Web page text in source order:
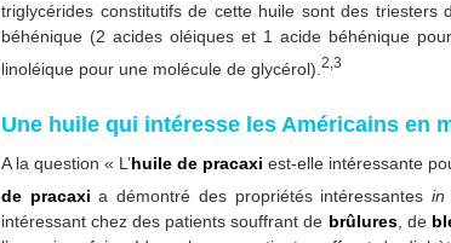
triglycérides constitutifs de cette huile sont des triesters
béhénique (2 acides oléiques et 1 acide béhénique
linoléique pour une molécule de glycérol). 2,3
Une huile qui intéresse les Américains en
A la question « L’huile de pracaxi est-elle intéressante
de pracaxi a démontré des propriétés intéressantes in
intéressant chez des patients souffrant de brûlures, de